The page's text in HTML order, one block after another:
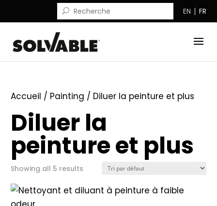
EN FR
Accueil / Painting / Diluer la peinture et plus
Diluer la
peinture et plus
Showing all 5 results